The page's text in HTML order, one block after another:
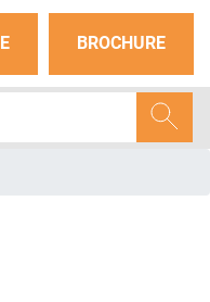
BROCHURE